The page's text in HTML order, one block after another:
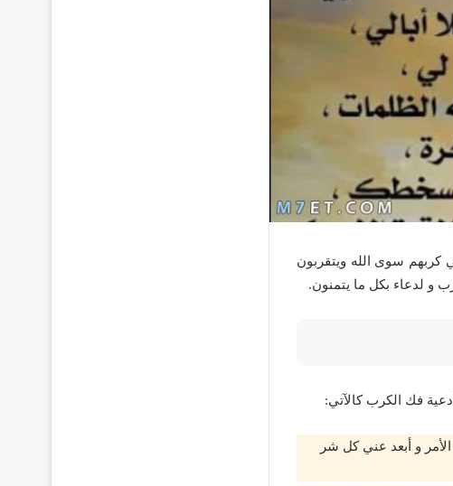
كربهم سوى الله ويتقربون
و لدعاء بكل ما يتمنون.
فك الكرب كالآتي:
و أبعد عني كل شر